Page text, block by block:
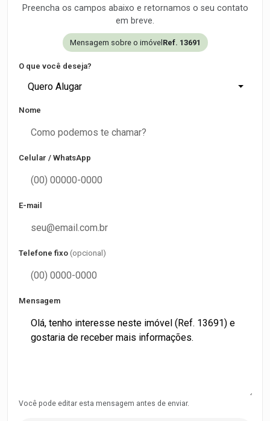
Preencha os campos abaixo e retornamos o seu contato
em breve.
Mensagem sobre o imóvelRef. 13691
O que você deseja?
Quero Alugar
Nome
Celular / WhatsApp
E-mail
Telefone fixo (opcional)
Mensagem
Você pode editar esta mensagem antes de enviar.